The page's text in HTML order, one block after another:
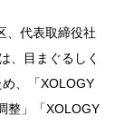
、代表取締役社
、目まぐるしく
、「XOLOGY
整」「XOLOGY